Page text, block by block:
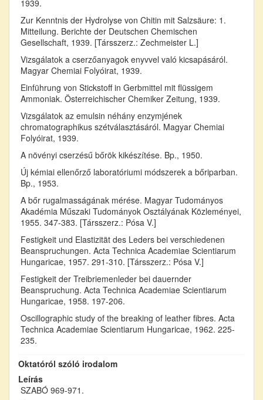
1939.
Zur Kenntnis der Hydrolyse von Chitin mit Salzsäure: 1.
Mitteilung. Berichte der Deutschen Chemischen
Gesellschaft, 1939. [Társszerz.: Zechmeister L.]
Vizsgálatok a cserzőanyagok enyvvel való kicsapásáról.
Magyar Chemiai Folyóirat, 1939.
Einführung von Stickstoff in Gerbmittel mit flüssigem
Ammoniak. Österreichischer Chemiker Zeitung, 1939.
Vizsgálatok az emulsin néhány enzymjének
chromatographikus szétválasztásáról. Magyar Chemiai
Folyóirat, 1939.
A növényi cserzésű bőrök kikészítése. Bp., 1950.
Új kémiai ellenőrző laboratóriumi módszerek a bőriparban.
Bp., 1953.
A bőr rugalmasságának mérése. Magyar Tudományos
Akadémia Műszaki Tudományok Osztályának Közleményei,
1955. 347-383. [Társszerz.: Pósa V.]
Festigkeit und Elastizität des Leders bei verschiedenen
Beanspruchungen. Acta Technica Academiae Scientiarum
Hungaricae, 1957. 291-310. [Társszerz.: Pósa V.]
Festigkeit der Treibriemenleder bei dauernder
Beanspruchung. Acta Technica Academiae Scientiarum
Hungaricae, 1958. 197-206.
Oscillographic study of the breaking of leather fibres. Acta
Technica Academiae Scientiarum Hungaricae, 1962. 225-
235.
Oktatóról szóló irodalom
Leírás
SZABÓ 969-971.